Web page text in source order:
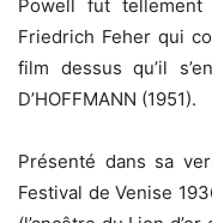
Powell fut
Friedrich Feher qui
film dessus qu’il
D’HOFFMANN (1951).
Présenté dans sa
Festival de Venise